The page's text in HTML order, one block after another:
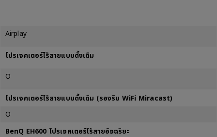
Airplay
โปรเจคเตอร์ไร้สายแบบดั้งเดิม
O
โปรเจคเตอร์ไร้สายแบบดั้งเดิม (รองรับ WiFi Miracast)
O
BenQ EH600 โปรเจคเตอร์ไร้สายอัจฉริยะ